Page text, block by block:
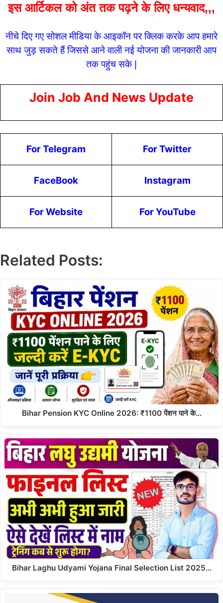
इस आर्टिकल को अंत तक पढ़ने के लिए धन्यवाद,,,
नीचे दिए गए सोशल मीडिया के आइकॉन पर क्लिक करके आप हमारे
साथ जुड़ सकते हैं जिससे आने वाली नई योजना की जानकारी आप
तक पहुंच सके |
Join Job And News Update
For Telegram For Twitter
FaceBook Instagram
For Website For YouTube
Related Posts:
Bihar Pension KYC Online 2026: ₹1100 पेंशन पाने के…
Bihar Laghu Udyami Yojana Final Selection List 2025…